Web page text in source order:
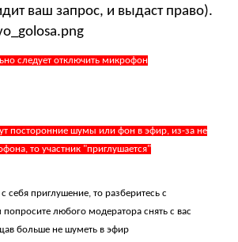
ваш запрос, и выдаст право).
следует отключить микрофон
посторонние шумы или фон в эфир, из-за не
то участник "приглушается"
себя приглушение, то разберитесь с
любого модератора снять с вас
больше не шуметь в эфир